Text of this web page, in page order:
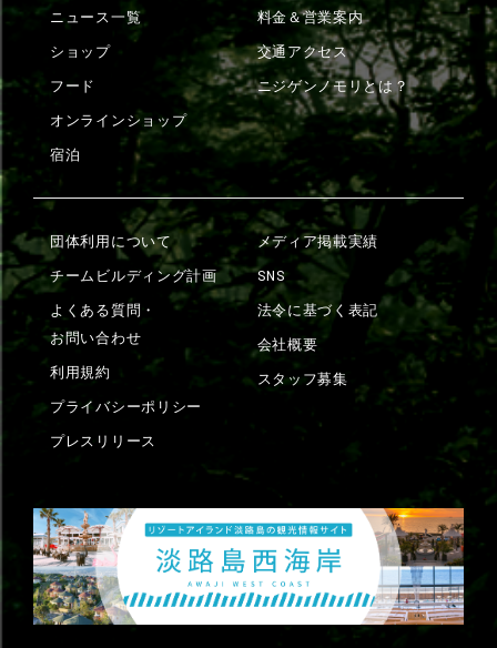
ニュース一覧
ショップ
フード
オンラインショップ
宿泊
料金＆営業案内
交通アクセス
ニジゲンノモリとは？
団体利用について
チームビルディング計画
よくある質問・
お問い合わせ
利用規約
プライバシーポリシー
プレスリリース
メディア掲載実績
SNS
法令に基づく表記
会社概要
スタッフ募集